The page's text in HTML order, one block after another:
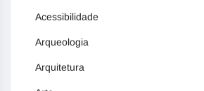
Acessibilidade
Arqueologia
Arquitetura